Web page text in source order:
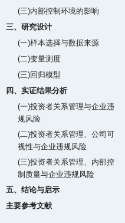
(三)内部控制环境的影响
三、研究设计
(一)样本选择与数据来源
(二)变量测度
(三)回归模型
四、实证结果分析
(一)投资者关系管理与企业违
规风险
(二)投资者关系管理、公司可
视性与企业违规风险
(三)投资者关系管理、内部控
制质量与企业违规风险
五、结论与启示
主要参考文献